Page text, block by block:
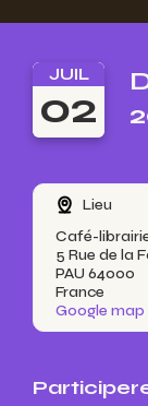
JUIL
02
Lieu
Café-
5 Rue de la
PAU 64000
France
Google map